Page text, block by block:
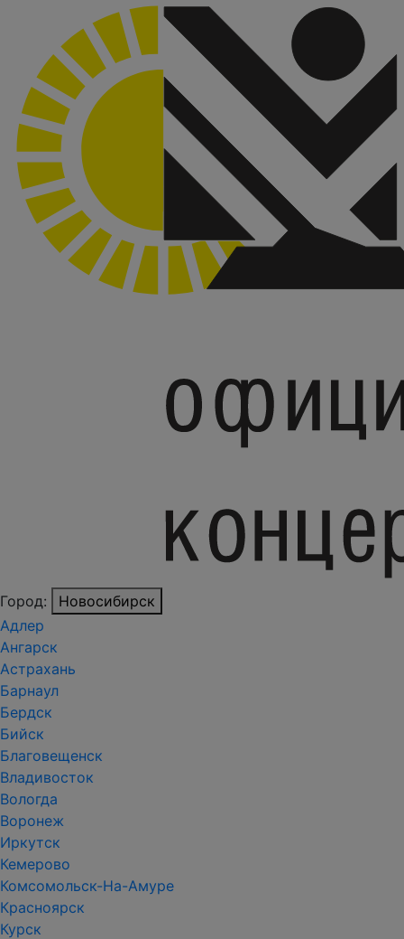
Город:
Новосибирск
Адлер
Ангарск
Астрахань
Барнаул
Бердск
Бийск
Благовещенск
Владивосток
Вологда
Воронеж
Иркутск
Кемерово
Комсомольск-На-Амуре
Красноярск
Курск